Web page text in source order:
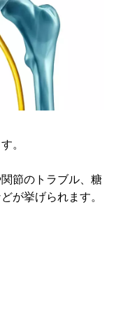
。
節のトラブル、糖
が挙げられます。